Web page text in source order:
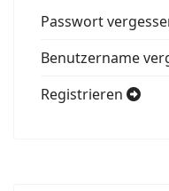
Passwort
Benutzername
Registrieren